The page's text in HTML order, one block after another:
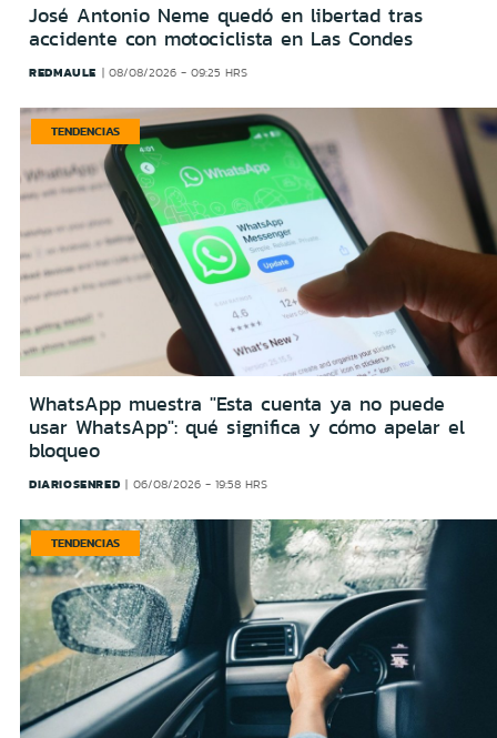
José Antonio Neme quedó en libertad tras
accidente con motociclista en Las Condes
REDMAULE 08/08/2026 - 09:25 HRS
TENDENCIAS
WhatsApp muestra "Esta cuenta ya no puede
usar WhatsApp": qué significa y cómo apelar el
bloqueo
DIARIOSENRED 06/08/2026 - 19:58 HRS
TENDENCIAS